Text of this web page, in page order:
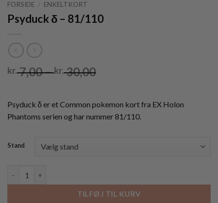
FORSIDE / ENKELTKORT
Psyduck δ – 81/110
kr.7,00– kr.30,00Prisinterval:
kr. 30,00
Psyduck δ er et Common pokemon kort fra EX Holon
Phantoms serien og har nummer 81/110.
Stand
TILFØJ TIL KURV